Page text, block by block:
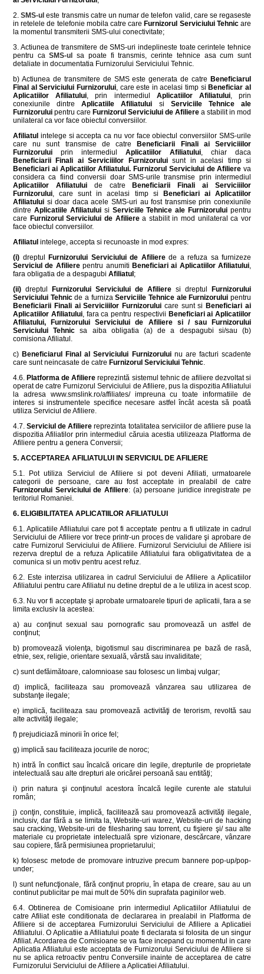
2.SMS-ul este transmis catre un numar de telefon valid, care se regaseste
in retelele de telefonie mobila catre care Furnizorul Serviciului Tehnicare
la momentul transmiterii SMS-ului conectivitate;
3. Actiunea de transmitere de SMS-uri indeplineste toate cerintele tehnice
pentru caSMS-ul
sa poate fi transmis, cerinte tehnice asa cum sunt
detaliate in documentatia Furnizorului Serviciului Tehnic.
b) Actiunea de transmitere de SMS este generata de catre Beneficiarul
Final al Serviciului Furnizorului, care este in acelasi timp si Beneficiar al
Aplicatiilor Afiliatului, prin intermediul Aplicatiilor Afiliatului, prin
conexiunile dintreAplicatiile Afiliatului si Serviciile Tehnice ale
Furnizorului pentru care Furnizorul Serviciului de Afiliere a stabilit in mod
unilateral ca vor face obiectul conversiilor.
Afiliatul intelege si accepta ca nu vor face obiectul conversiilor SMS-urile
care nu sunt transmise de catre
Beneficiarii Finali ai Serviciiilor
Furnizorului prin intermediul Aplicatiilor Afiliatului, chiar daca
Beneficiarii Finali ai Serviciiilor Furnizoruluisunt in acelasi timp si
Beneficiari ai Aplicatiilor Afiliatului. Furnizorul Serviciului de Afiliere va
considera ca fiind conversii doar SMS-urile transmise prin intermediul
Aplicatiilor Afiliatuluide catre
Beneficiarii Finali ai Serviciiilor
Furnizorului, care sunt in acelasi timp si
Beneficiari ai Aplicatiilor
Afiliatului si doar daca acele SMS-uri au fost transmise prin conexiunile
dintre Aplicatiile Afiliatuluisi Serviciile Tehnice ale Furnizorului pentru
care Furnizorul Serviciului de Afilierea stabilit in mod unilateral ca vor
face obiectul conversiilor.
Afiliatul intelege, accepta si recunoaste in mod expres:
(i) dreptul Furnizorului Serviciului de Afilierede a refuza sa furnizeze
Serviciul de Afilierepentru anumiti Beneficiari ai Aplicatiilor Afiliatului,
fara obligatia de a despagubi Afiliatul ;
(ii) dreptul Furnizorului Serviciului de Afiliere si dreptul
Furnizorului
Serviciului Tehnicde a furnizaServiciile Tehnice ale Furnizorului pentru
Beneficiarii Finali ai Serviciiilor Furnizorului care sunt si Beneficiari ai
Aplicatiilor Afiliatului, fara ca pentru respectivii Beneficiari ai Aplicatiilor
Afiliatului, Furnizorului Serviciului de Afiliere si / sau Furnizorului
Serviciului Tehnic sa aiba obligatia (a) de a despagubi si/sau (b)
comisiona Afiliatul.
c) Beneficiarul Final al Serviciului Furnizoruluinu are facturi scadente
care sunt neincasate de catre Furnizorul Serviciului Tehnic.
4.6. Platforma de Afiliere reprezintă sistemul tehnic de afiliere dezvoltat si
operat de catre Furnizorul Serviciului de Afiliere, pus la dispozitia Afiliatului
la adresa www.smslink.ro/affiliates/ impreuna cu toate informatiile de
interes si instrumentele specifice necesare astfel încât acesta să poată
utiliza Serviciul de Afiliere.
4.7.Serviciul de Afiliere reprezinta totalitatea serviciilor de afiliere puse la
dispozitia Afiliatilor prin intermediul căruia acestia utilizeaza Platforma de
Afiliere pentru a genera Conversii;
5. ACCEPTAREA AFILIATULUI IN SERVICIUL DE AFILIERE
5.1. Pot utiliza Serviciul de Afiliere si pot deveni Afiliati, urmatoarele
categorii de persoane, care au fost acceptate in prealabil de catre
Furnizorului Serviciului de Afiliere: (a) persoane juridice inregistrate pe
teritoriul Romaniei.
6. ELIGIBILITATEA APLICATIILOR AFILIATULUI
6.1. Aplicatiile Afiliatului care pot fi acceptate pentru a fi utilizate in cadrul
Serviciului de Afiliere vor trece printr-un proces de validare şi aprobare de
catre Furnizorul Serviciului de Afiliere. Furnizorul Serviciului de Afiliere isi
rezerva dreptul de a refuza Aplicatiile Afiliatului fara obligativitatea de a
comunica si un motiv pentru acest refuz.
6.2. Este interzisa utilizarea in cadrul Serviciului de Afiliere a Aplicatiilor
Afiliatului pentru care Afiliatul nu detine dreptul de a le utiliza in acest scop.
6.3. Nu vor fi acceptate şi aprobate urmatoarele tipuri de aplicatii, fara a se
limita exclusiv la acestea:
a) au conţinut sexual sau pornografic sau promovează un astfel de
conţinut;
b) promovează violenţa, bigotismul sau discriminarea pe bază de rasă,
etnie, sex, religie, orientare sexuală, vârstă sau invaliditate;
c) sunt defăimătoare, calomnioase sau folosesc un limbaj vulgar;
d) implică, faciliteaza sau promovează vânzarea sau utilizarea de
substanţe ilegale;
e) implică, faciliteaza sau promovează activităţi de terorism, revoltă sau
alte activităţi ilegale;
f) prejudiciază minorii în orice fel;
g) implică sau faciliteaza jocurile de noroc;
h) intră în conflict sau încalcă oricare din legile, drepturile de proprietate
intelectuală sau alte drepturi ale oricărei persoană sau entităţi;
i) prin natura şi conţinutul acestora încalcă legile curente ale statului
român;
j) conţin, constituie, implică, facilitează sau promovează activităţi ilegale,
inclusiv, dar fără a se limita la, Website-uri warez, Website-uri de hacking
sau cracking, Website-uri de filesharing sau torrent, cu fişiere şi/ sau alte
materiale cu proprietate intelectuală spre vizionare, descărcare, vânzare
sau copiere, fără permisiunea proprietarului;
k) folosesc metode de promovare intruzive precum bannere pop-up/pop-
under;
l) sunt nefuncţionale, fără conţinut propriu, în etapa de creare, sau au un
continut publicitar pe mai mult de 50% din suprafata paginilor web.
6.4. Obtinerea de Comisioane prin intermediul Aplicatiilor Afiliatului de
catre Afiliat este conditionata de declararea in prealabil in Platforma de
Afiliere si de acceptarea Furnizorului Serviciului de Afiliere a Aplicatiei
Afiliatului. O Aplicatiie a Afiliatului poate fi declarata si folosita de un singur
Afiliat. Acordarea de Comisioane se va face incepand cu momentul in care
Aplicatia Afiliatului este acceptata de Furnizorului Serviciului de Afiliere si
nu se aplica retroactiv pentru Conversiile inainte de acceptarea de catre
Furnizorului Serviciului de Afiliere a Aplicatiei Afiliatului.